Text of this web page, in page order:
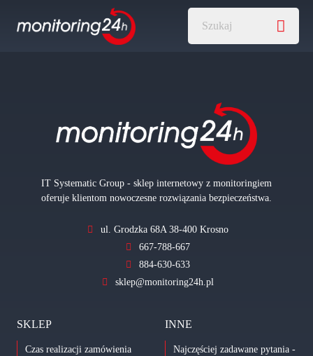
IT Systematic Group - sklep internetowy z monitoringiem
oferuje klientom nowoczesne rozwiązania bezpieczeństwa.
ul. Grodzka 68A 38-400 Krosno
667-788-667
884-630-633
sklep@monitoring24h.pl
SKLEP
Czas realizacji zamówienia
INNE
Najczęściej zadawane pytania -